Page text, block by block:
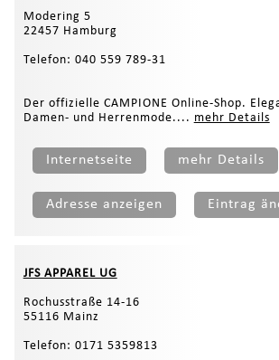
Modering 5
22457 Hamburg
Telefon: 040 559 789-31
Der offizielle CAMPIONE Online-Shop.
Damen- und Herrenmode.... mehr Details
Internetseite mehr Details
Adresse anzeigen Eintrag
JFS APPAREL UG
Rochusstraße 14-16
55116 Mainz
Telefon: 0171 5359813